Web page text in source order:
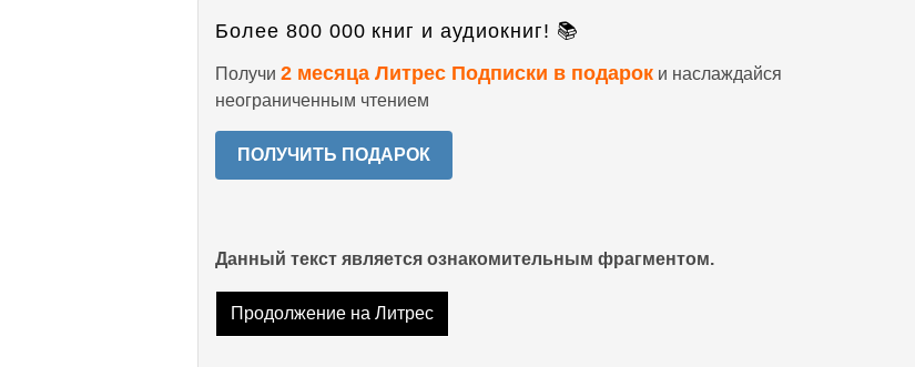
Более 800 000 книг и аудиокниг! 📚
Получи 2 месяца Литрес Подписки в подарок и наслаждайся
неограниченным чтением
ПОЛУЧИТЬ ПОДАРОК
Данный текст является ознакомительным фрагментом.
Продолжение на Литрес